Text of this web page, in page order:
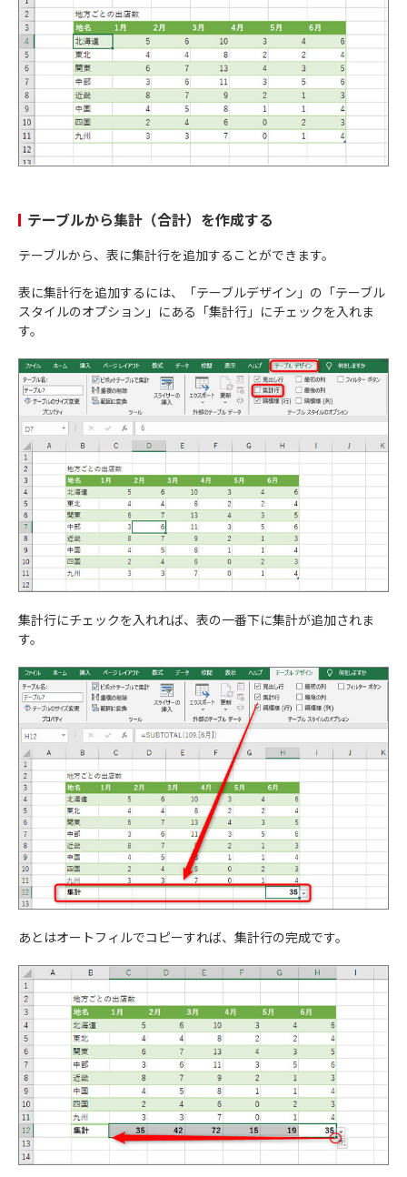
テーブルから集計（合計）を作成する
テーブルから、表に集計行を追加することができます。
表に集計行を追加するには、「テーブルデザイン」の「テーブル
スタイルのオプション」にある「集計行」にチェックを入れま
す。
集計行にチェックを入れれば、表の一番下に集計が追加されま
す。
あとはオートフィルでコピーすれば、集計行の完成です。